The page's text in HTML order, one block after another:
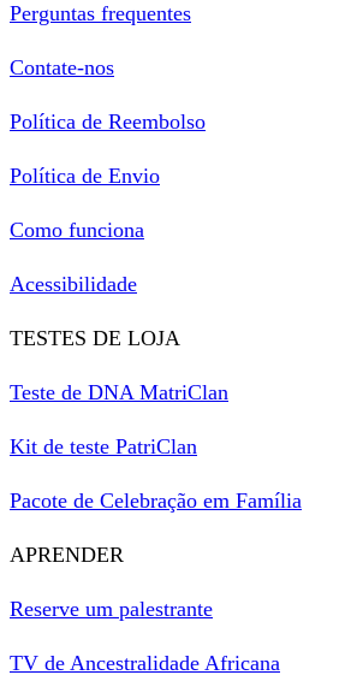
Perguntas frequentes
Contate-nos
Política de Reembolso
Política de Envio
Como funciona
Acessibilidade
TESTES DE LOJA
Teste de DNA MatriClan
Kit de teste PatriClan
Pacote de Celebração em Família
APRENDER
Reserve um palestrante
TV de Ancestralidade Africana